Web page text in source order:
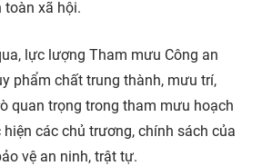
toàn xã hội.
lực lượng Tham mưu Công an
phẩm chất trung thành, mưu trí,
quan trọng trong tham mưu hoạch
các chủ trương, chính sách của
vệ an ninh, trật tự.